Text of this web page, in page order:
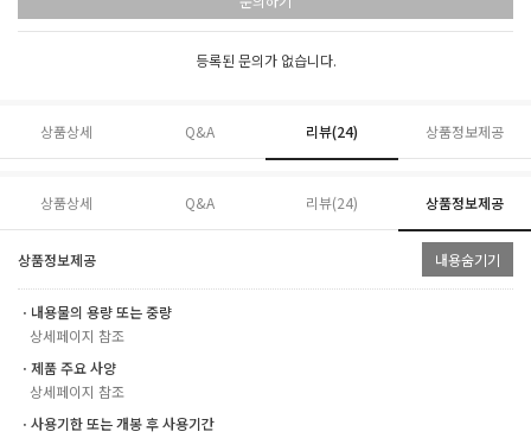
등록된 문의가 없습니다.
상품상세 Q&A 리뷰(24) 상품정보제공
상품상세 Q&A 리뷰(24) 상품정보제공
상품정보제공 내용숨기기
ㆍ내용물의 용량 또는 중량
상세페이지 참조
ㆍ제품 주요 사양
상세페이지 참조
ㆍ사용기한 또는 개봉 후 사용기간